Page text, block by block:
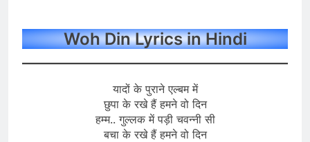
Woh Din Lyrics in Hindi
यादों के पुराने एल्बम में
छुपा के रखे हैं हमने वो दिन
हम्म.. गुल्लक में पड़ी चवन्नी सी
बचा के रखे हैं हमने वो दिन